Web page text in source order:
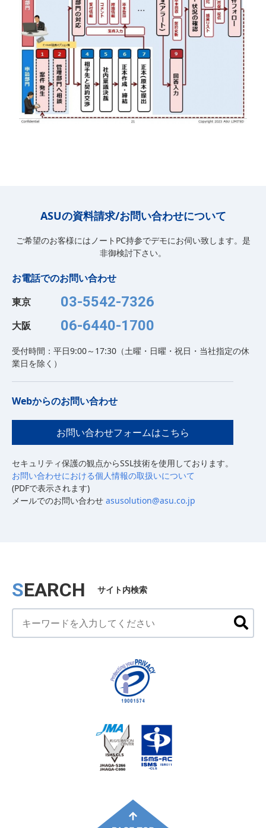
ASUの資料請求/お問い合わせについて
ご希望のお客様にはノートPC持参でデモにお伺い致します。是
非御検討下さい。
お電話でのお問い合わせ
東京
03-5542-7326
大阪 06-6440-1700
受付時間：平日9:00～17:30（土曜・日曜・祝日・当社指定の休
業日を除く）
Webからのお問い合わせ
お問い合わせフォームはこちら
セキュリティ保護の観点からSSL技術を使用しております。
お問い合わせにおける個人情報の取扱いについて
(PDFで表示されます)
メールでのお問い合わせ asusolution@asu.co.jp
SEARCH サイト内検索